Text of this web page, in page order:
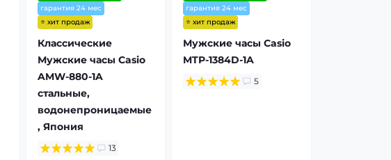
гарантия 24 мес
⭐ хит продаж
Классические
Мужские часы Casio
AMW-880-1A
стальные,
водонепроницаемые
, Япония
13
гарантия 24 мес
⭐ хит продаж
Мужские часы Casio
MTP-1384D-1A
5